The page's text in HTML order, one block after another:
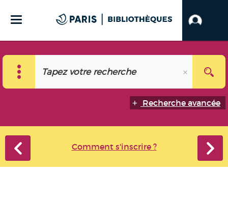
Recherche avancée
Comment s'inscrire ?